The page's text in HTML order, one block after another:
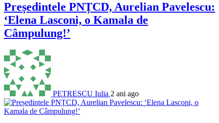
Președintele PNȚCD, Aurelian Pavelescu:
‘Elena Lasconi, o Kamala de
Câmpulung!’
PETRESCU Iulia 2 ani ago